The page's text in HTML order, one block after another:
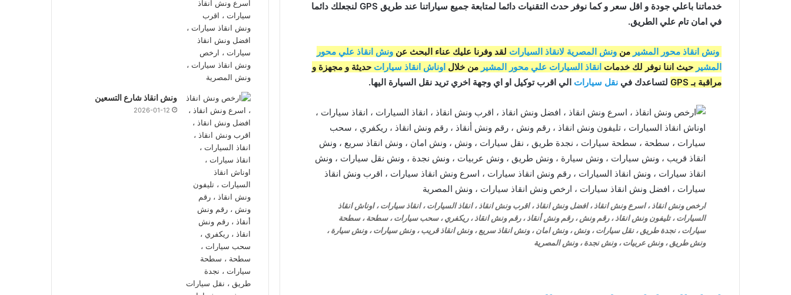
خدماتنا باعلي جودة و اقل سعر و كما نوفر حدث التقنيات دائما لمتابعة جميع سياراتنا عند طريق GPS لنجعلك دائما
في امان تام علي الطريق.
ونش انقاذ محور المشير من ونش المصرية لانقاذ السيارات لقد وفرنا عليك عناء البحث عن ونش انقاذ علي محور
المشير حيث اننا نوفر لك خدمات انقاذ السيارات علي محور المشير من خلال اوناش انقاذ سيارات حديثة و مجهزة و
مراقبة بـ GPS
لتساعدك في نقل سيارات الي اقرب توكيل او اي وجهة اخري تريد نقل السيارة اليها.
ارخص ونش انقاذ ، اسرع ونش انقاذ ، افضل ونش انقاذ ، اقرب ونش انقاذ ، انقاذ السيارات ، انقاذ سيارات ، اوناش انقاذ
السيارات ، تليفون ونش انقاذ ، رقم ونش ، رقم ونش أنقاذ ، رقم ونش انقاذ ، ريكفري ، سحب سيارات ، سطحة ، سطحة
سيارات ، نجدة طريق ، نقل سيارات ، ونش ، ونش امان ، ونش انقاذ سريع ، ونش انقاذ قريب ، ونش سيارات ، ونش سيارة ،
ونش طريق ، ونش عربيات ، ونش نجدة ، ونش المصرية
ونش انقاذ شارع التسعين
2026-01-12